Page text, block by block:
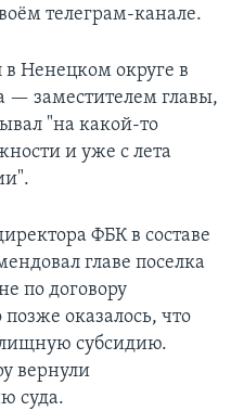
телеграм-канале.
в Ненецком округе в
— заместителем главы,
"на какой-то
и уже с лета
ФБК в составе
главе поселка
по договору
оказалось, что
субсидию.
вернули
суда.